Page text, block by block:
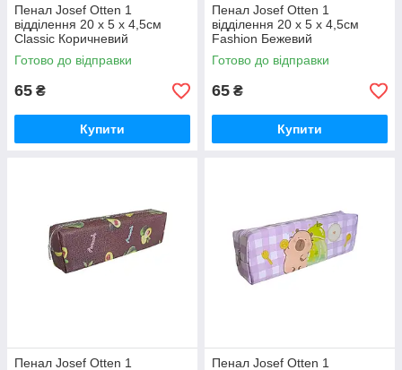
Пенал Josef Otten 1
відділення 20 х 5 х 4,5см
Classic Коричневий
(DSCN0867)
Готово до відправки
65 ₴
Купити
Пенал Josef Otten 1
відділення 20 х 5 х 4,5см
Fashion Бежевий
(DSCN0869)
Готово до відправки
65 ₴
Купити
Пенал Josef Otten 1
Пенал Josef Otten 1